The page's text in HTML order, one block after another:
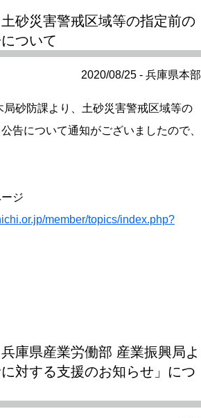
土砂災害警戒区域等の指定前の
ついて
2020/08/25 - 兵庫県本部
砂防課より、土砂災害警戒区域等の
告について通知がございましたので、
ージ
member/topics/index.php?
兵庫県産業労働部 産業振興局よ
対する支援のお知らせ」につ